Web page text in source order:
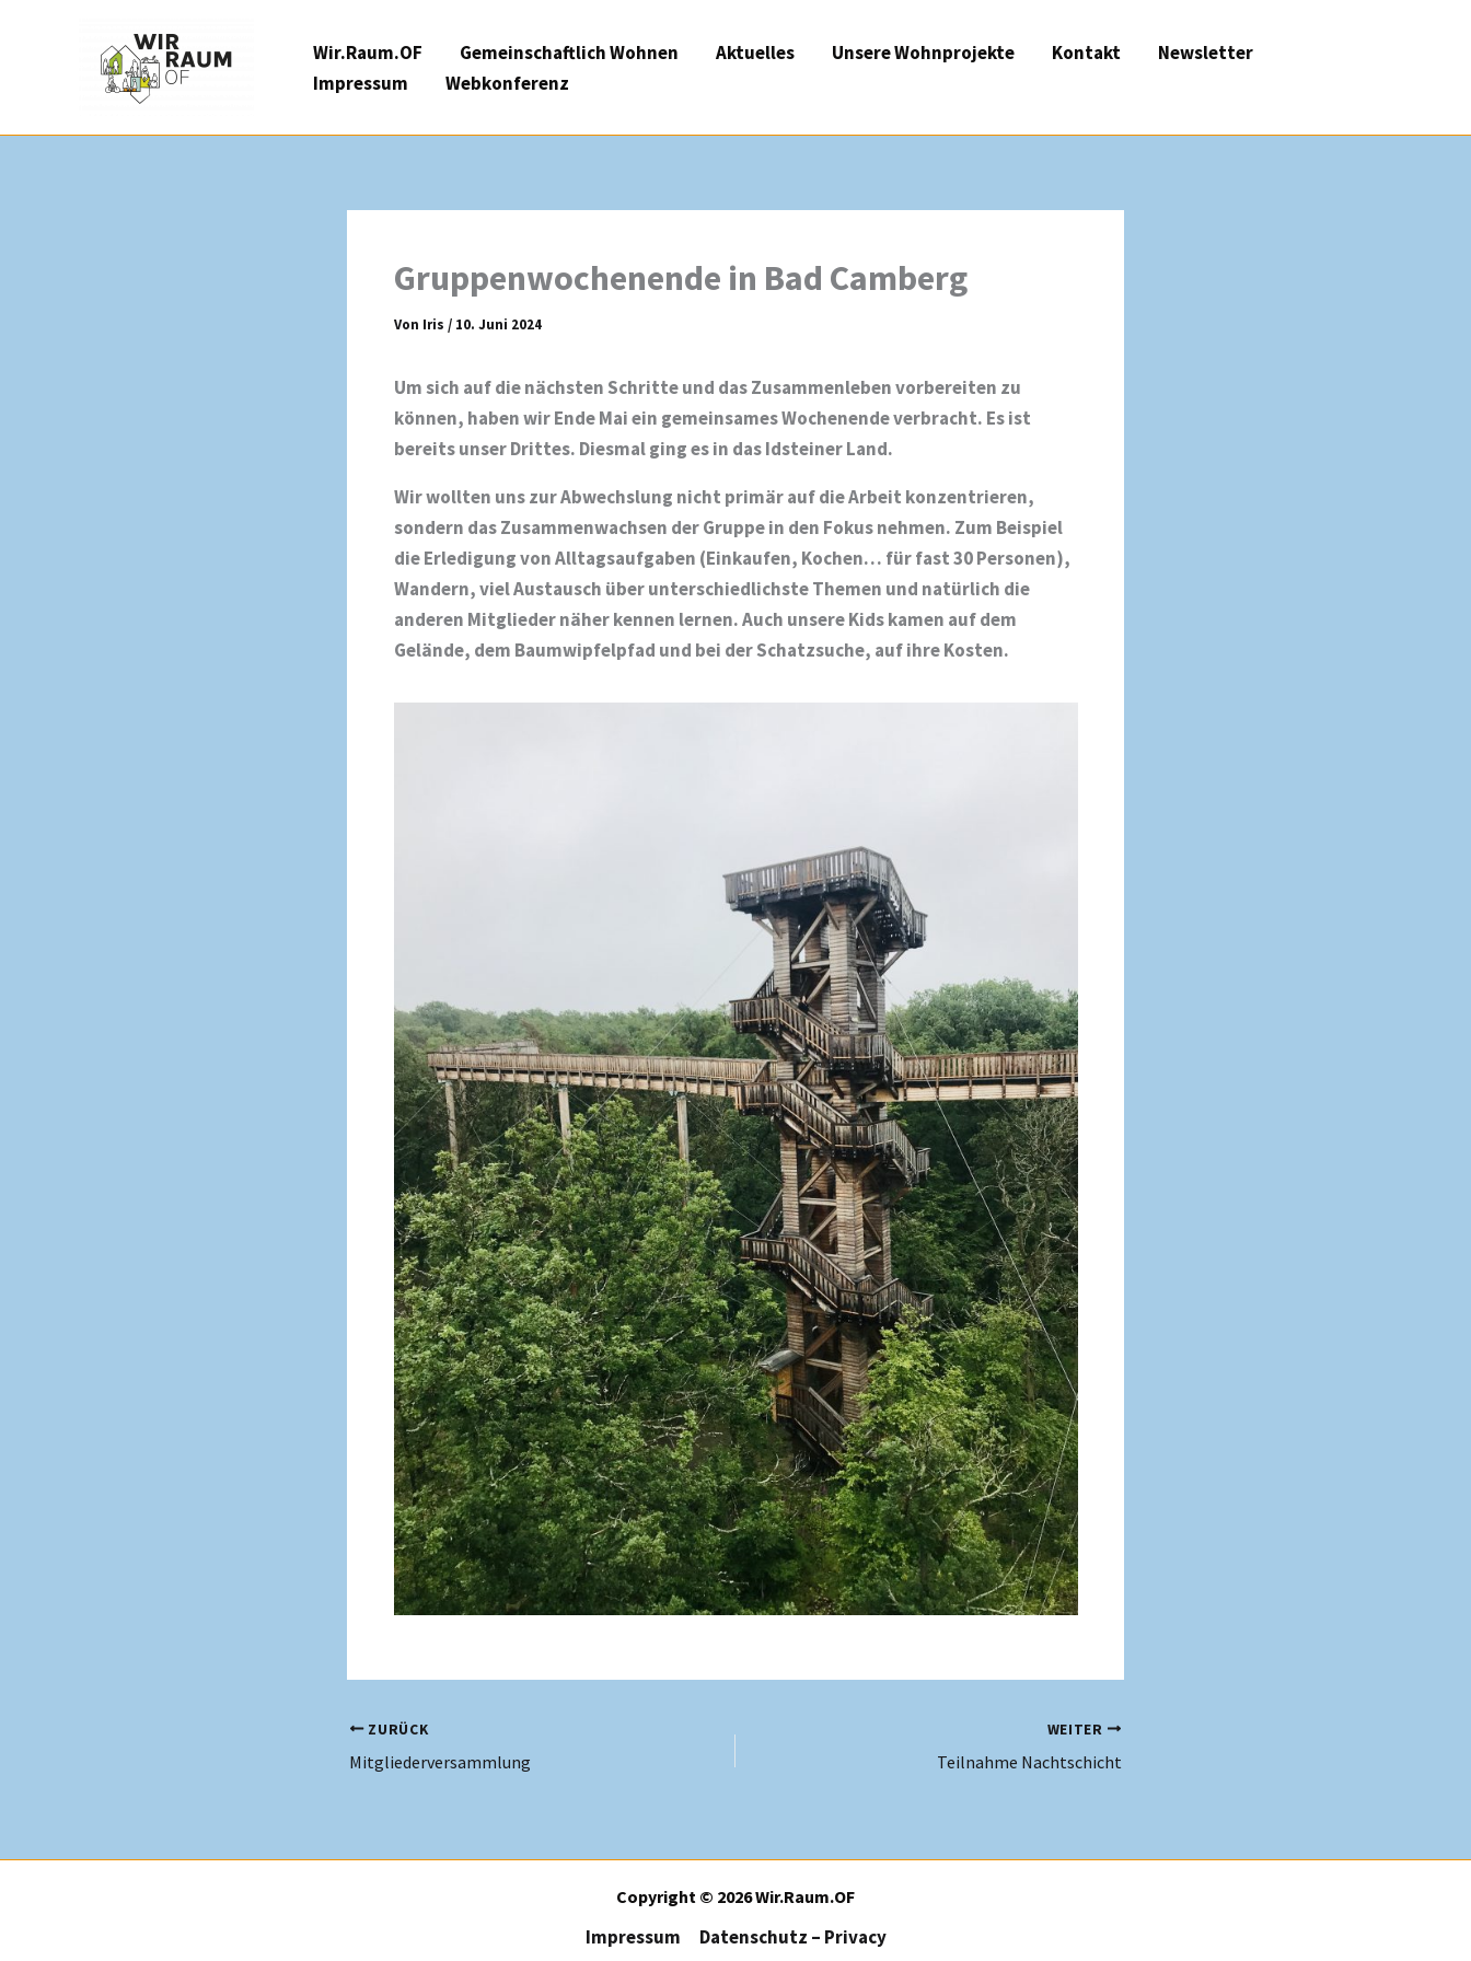
Wir.Raum.OF Gemeinschaftlich Wohnen Aktuelles Unsere Wohnprojekte Kontakt
Newsletter
Impressum
Webkonferenz
Gruppenwochenende in Bad Camberg
Von Iris / 10. Juni 2024
Um sich auf die nächsten Schritte und das Zusammenleben vorbereiten zu
können, haben wir Ende Mai ein gemeinsames Wochenende verbracht. Es ist
bereits unser Drittes. Diesmal ging es in das Idsteiner Land.
Wir wollten uns zur Abwechslung nicht primär auf die Arbeit konzentrieren,
sondern das Zusammenwachsen der Gruppe in den Fokus nehmen. Zum Beispiel
die Erledigung von Alltagsaufgaben (Einkaufen, Kochen… für fast 30 Personen),
Wandern, viel Austausch über unterschiedlichste Themen und natürlich die
anderen Mitglieder näher kennen lernen. Auch unsere Kids kamen auf dem
Gelände, dem Baumwipfelpfad und bei der Schatzsuche, auf ihre Kosten.
ZURÜCK
Mitgliederversammlung
WEITER
Teilnahme Nachtschicht
Copyright © 2026 Wir.Raum.OF
Impressum Datenschutz – Privacy